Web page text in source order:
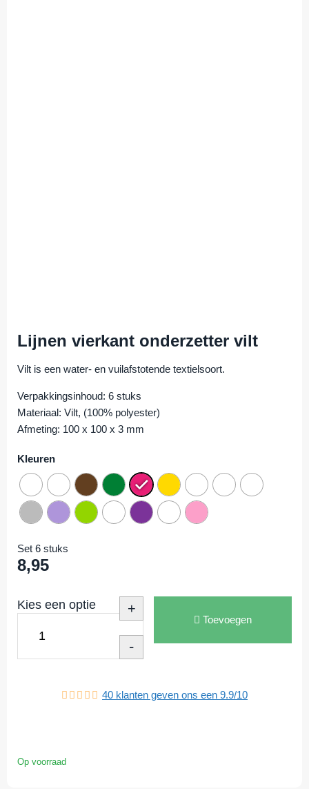
Lijnen vierkant onderzetter vilt
Vilt is een water- en vuilafstotende textielsoort.
Verpakkingsinhoud: 6 stuks
Materiaal: Vilt, (100% polyester)
Afmeting: 100 x 100 x 3 mm
Kleuren
Set 6 stuks
8,95
Kies een optie +
-
Toevoegen
40 klanten geven ons een 9.9/10
Op voorraad